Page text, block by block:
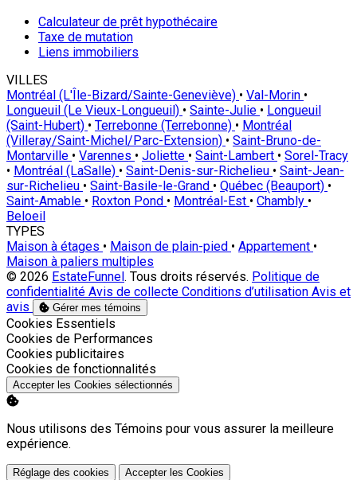
Calculateur de prêt hypothécaire
Taxe de mutation
Liens immobiliers
VILLES
Montréal (L'Île-Bizard/Sainte-Geneviève) • Val-Morin •
Longueuil (Le Vieux-Longueuil) • Sainte-Julie • Longueuil
(Saint-Hubert) • Terrebonne (Terrebonne) • Montréal
(Villeray/Saint-Michel/Parc-Extension) • Saint-Bruno-de-
Montarville • Varennes • Joliette • Saint-Lambert • Sorel-Tracy
• Montréal (LaSalle) • Saint-Denis-sur-Richelieu • Saint-Jean-
sur-Richelieu • Saint-Basile-le-Grand • Québec (Beauport) •
Saint-Amable • Roxton Pond • Montréal-Est • Chambly •
Beloeil
TYPES
Maison à étages • Maison de plain-pied • Appartement •
Maison à paliers multiples
© 2026 EstateFunnel. Tous droits réservés. Politique de
confidentialité Avis de collecte Conditions d’utilisation Avis et
avis
Gérer mes témoins
Activer
Cookies Essentiels
Activer
Cookies de Performances
Activer
Cookies publicitaires
Activer
Cookies de fonctionnalités
Accepter les Cookies sélectionnés
Nous utilisons des Témoins pour vous assurer la meilleure
expérience.
Réglage des cookies Accepter les Cookies